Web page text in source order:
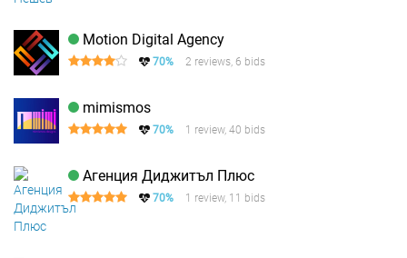
Motion Digital Agency
70% 2 reviews, 6 bids
mimismos
70% 1 review, 40 bids
Агенция Диджитъл Плюс
70% 1 review, 11 bids